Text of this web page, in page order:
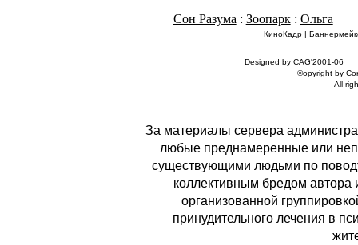
Сон Разума : Зоопарк: Ольга
КиноКадр |
Designed by CAG'2001-06
©opyright by
All
За материалы сервера
любые преднамеренные или
существующими людьми по
коллективным бредом автора
организованной
принудительного лечения в